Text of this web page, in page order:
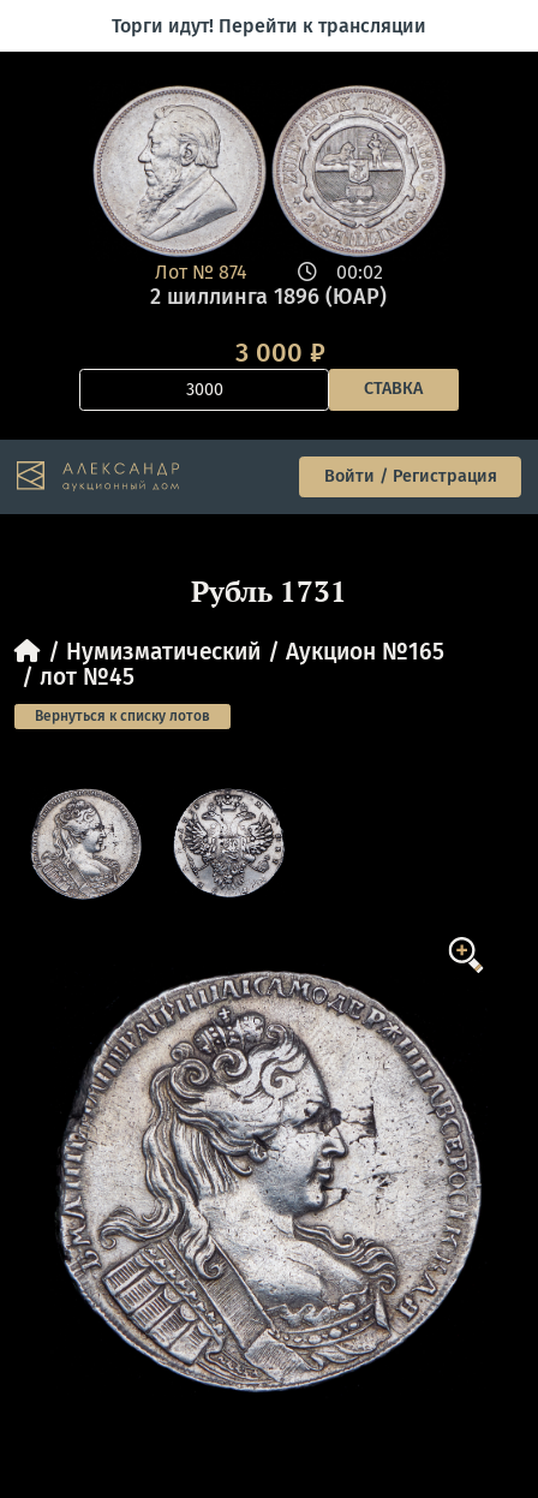
Торги идут! Перейти к трансляции
Лот № 874 00:02
2 шиллинга 1896 (ЮАР)
СТАВКА
3 000 ₽
Войти / Регистрация
Рубль 1731
Нумизматический
Аукцион №165
лот №45
Вернуться к списку лотов